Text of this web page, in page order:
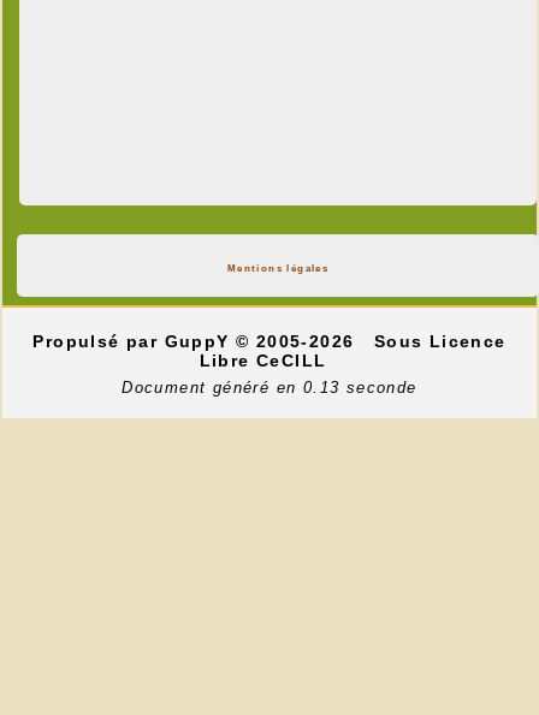
Mentions légales
Propulsé par GuppY© 2005-2026
Sous Licence
Libre CeCILL
Document généré en 0.13 seconde